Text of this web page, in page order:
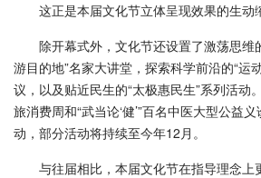
这正是本届文化节立体呈现效果的生动
除开幕式外，文化节还设置了激荡思维
游目的地”名家大讲堂，探索科学前沿的“运
议，以及贴近民生的“太极惠民生”系列活动
旅消费周和“武当论‘健’”百名中医大型公益
动，部分活动将持续至今年12月。
与往届相比，本届文化节在指导理念上